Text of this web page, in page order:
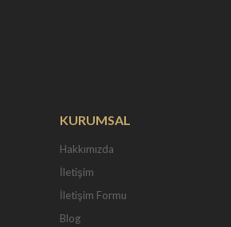
KURUMSAL
Hakkımızda
İletişim
İletişim Formu
Blog